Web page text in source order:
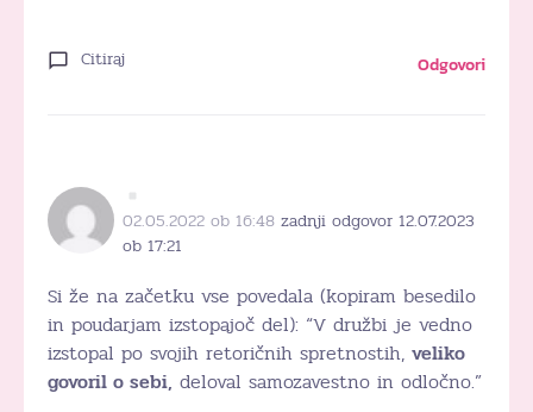
Citiraj Odgovori
02.05.2022 ob 16:48 zadnji odgovor 12.07.2023
ob 17:21
Si že na začetku vse povedala (kopiram besedilo
in poudarjam izstopajoč del): “V družbi je vedno
izstopal po svojih retoričnih spretnostih, veliko
govoril o sebi, deloval samozavestno in odločno.”